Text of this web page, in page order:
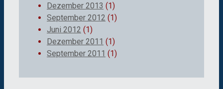
Dezember 2013 (1)
September 2012 (1)
Juni 2012 (1)
Dezember 2011 (1)
September 2011 (1)